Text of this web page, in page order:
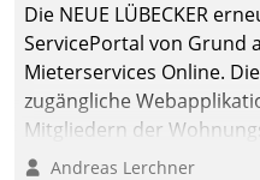
Die NEUE LÜBECKER
ServicePortal von Grund
Mieterservices Online.
zugängliche
Mitgliedern der
Kontaktaufnahme per
Andreas Lerchner